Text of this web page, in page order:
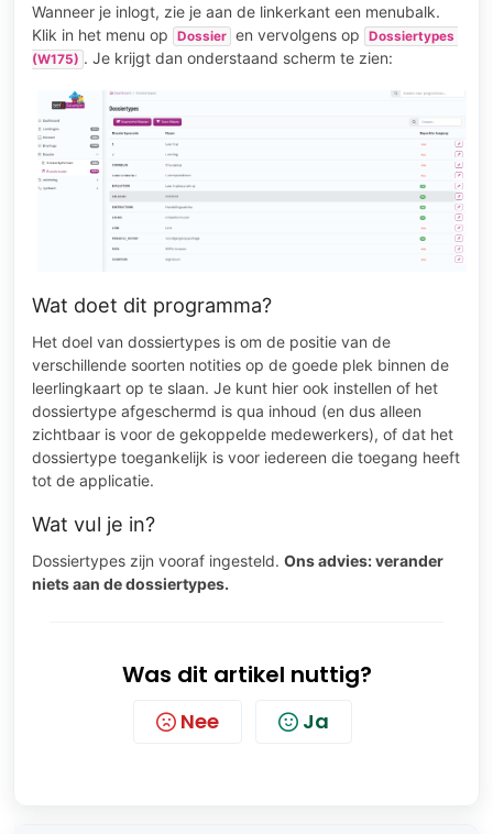
Wanneer je inlogt, zie je aan de linkerkant een menubalk.
Klik in het menu op
Dossier en vervolgens op
Dossiertypes
(W175) . Je krijgt dan onderstaand scherm te zien:
Wat doet dit programma?
Het doel van dossiertypes is om de positie van de
verschillende soorten notities op de goede plek binnen de
leerlingkaart op te slaan. Je kunt hier ook instellen of het
dossiertype afgeschermd is qua inhoud (en dus alleen
zichtbaar is voor de gekoppelde medewerkers), of dat het
dossiertype toegankelijk is voor iedereen die toegang heeft
tot de applicatie.
Wat vul je in?
Dossiertypes zijn vooraf ingesteld. Ons advies: verander
niets aan de dossiertypes.
Was dit artikel nuttig?
Nee Ja